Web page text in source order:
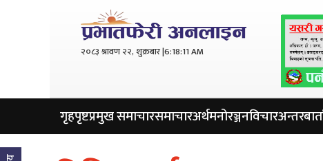
२०८३ श्रावण २२, शुक्रबार |6:18:12 AM
गृहपृष्टप्रमुख समाचारसमाचारअर्थमनोरञ्जनविचार